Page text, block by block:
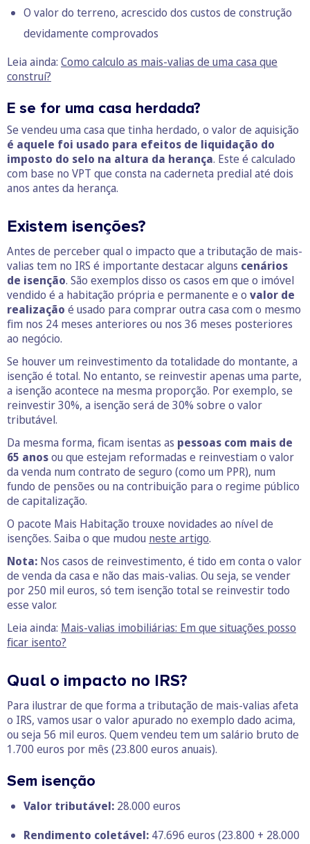
O valor do terreno, acrescido dos custos de construção
devidamente comprovados
Leia ainda: Como calculo as mais-valias de uma casa que
construí?
E se for uma casa herdada?
Se vendeu uma casa que tinha herdado, o valor de aquisição
é aquele foi usado para efeitos de liquidação do
imposto do selo na altura da herança. Este é calculado
com base no VPT que consta na caderneta predial até dois
anos antes da herança.
Existem isenções?
Antes de perceber qual o impacto que a tributação de mais-
valias tem no IRS é importante destacar alguns cenários
de isenção. São exemplos disso os casos em que o imóvel
vendido é a habitação própria e permanente e o valor de
realização é usado para comprar outra casa com o mesmo
fim nos 24 meses anteriores ou nos 36 meses posteriores
ao negócio.
Se houver um reinvestimento da totalidade do montante, a
isenção é total. No entanto, se reinvestir apenas uma parte,
a isenção acontece na mesma proporção. Por exemplo, se
reinvestir 30%, a isenção será de 30% sobre o valor
tributável.
Da mesma forma, ficam isentas as pessoas com mais de
65 anosou que estejam reformadas e reinvestiam o valor
da venda num contrato de seguro (como um PPR), num
fundo de pensões ou na contribuição para o regime público
de capitalização.
O pacote Mais Habitação trouxe novidades ao nível de
isenções. Saiba o que mudou neste artigo.
Nota: Nos casos de reinvestimento, é tido em conta o valor
de venda da casa e não das mais-valias. Ou seja, se vender
por 250 mil euros, só tem isenção total se reinvestir todo
esse valor.
Leia ainda: Mais-valias imobiliárias: Em que situações posso
ficar isento?
Qual o impacto no IRS?
Para ilustrar de que forma a tributação de mais-valias afeta
o IRS, vamos usar o valor apurado no exemplo dado acima,
ou seja 56 mil euros. Quem vendeu tem um salário bruto de
1.700 euros por mês (23.800 euros anuais).
Sem isenção
Valor tributável: 28.000 euros
Rendimento coletável: 47.696 euros (23.800 + 28.000